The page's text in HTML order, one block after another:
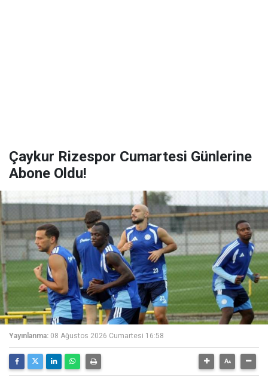
Çaykur Rizespor Cumartesi Günlerine
Abone Oldu!
Yayınlanma: 08 Ağustos 2026 Cumartesi 16:58